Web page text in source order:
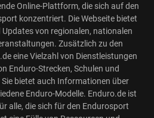
Online-Plattform, die sich auf den
konzentriert. Die Webseite bietet
von regionalen, nationalen
Zusätzlich zu den
eine Vielzahl von Dienstleistungen
Enduro-Strecken, Schulen und
bietet auch Informationen über
Enduro-Modelle. Enduro.de ist
alle, die sich für den Endurosport